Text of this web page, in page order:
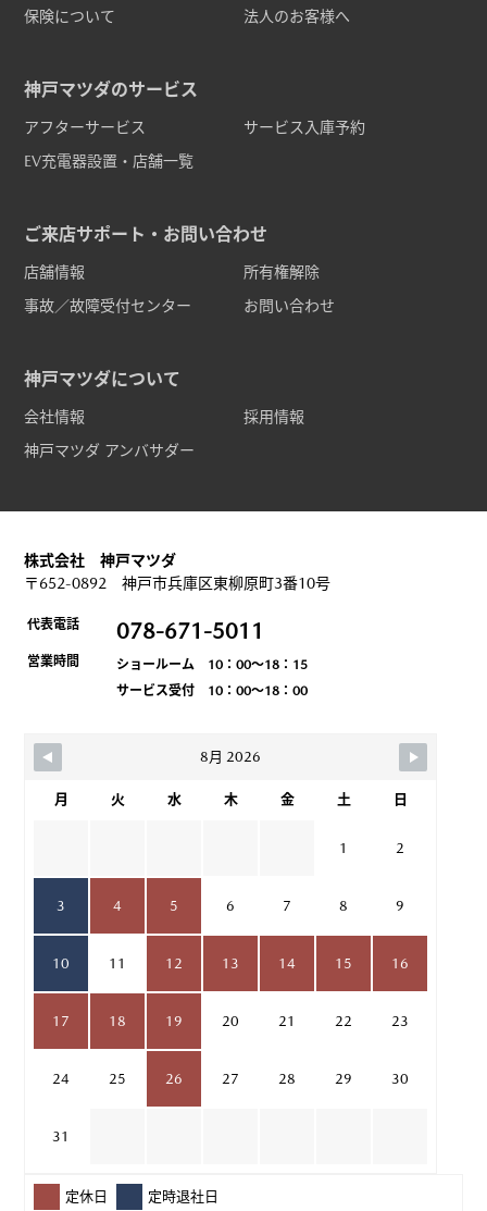
保険について
法人のお客様へ
神戸マツダのサービス
アフターサービス
サービス入庫予約
EV充電器設置・店舗一覧
ご来店サポート・お問い合わせ
店舗情報
所有権解除
事故／故障受付センター
お問い合わせ
神戸マツダについて
会社情報
採用情報
神戸マツダ アンバサダー
株式会社 神戸マツダ
〒652-0892 神戸市兵庫区東柳原町3番10号
代表電話 078-671-5011
営業時間
ショールーム 10：00～18：15
サービス受付 10：00～18：00
8月 2026
月 火 水 木 金 土 日
1 2
3 4 5 6 7 8 9
10 11 12 13 14 15 16
17 18 19 20 21 22 23
24 25 26 27 28 29 30
31
定休日 定時退社日